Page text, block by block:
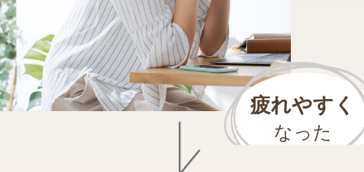
疲れやすく
なった